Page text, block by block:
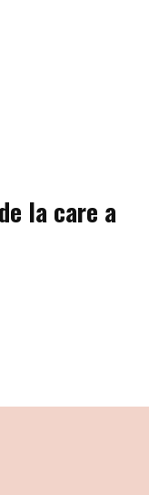
la care a